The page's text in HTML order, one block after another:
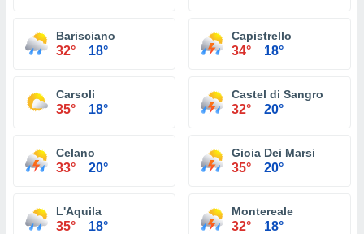
Barisciano
32° 18°
Capistrello
34° 18°
Carsoli
35° 18°
Castel di Sangro
32° 20°
Celano
33° 20°
Gioia Dei Marsi
35° 20°
L'Aquila
35° 18°
Montereale
32° 18°